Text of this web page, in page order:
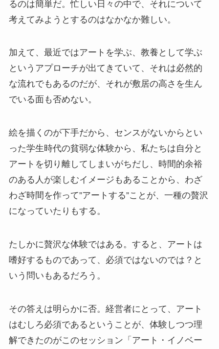
るのは簡単だ。忙しい日々の中で、それについて
考えてみようとするのはなかなか難しい。
加えて、最近ではアートを学ぶ、教養として学ぶ
というアプローチが出てきていて、それは必然的
な流れでもあるのだが、それが敷居の高さを生ん
でいる面も否めない。
絵を描くのが下手だから、センスがないからとい
った学生時代の貧弱な体験から、私たちは自分と
アートを切り離してしまいがちだし、時間的余裕
のある人が楽しむイメージもあることから、わざ
わざ時間を作って”アートする”ことが、一種の贅沢
になっていたりもする。
たしかに贅沢な体験ではある。すると、アートは
嗜好するものであって、必須ではないのでは？と
いう問いもあるだろう。
その答えは明らかに否。経営者にとって、アート
はむしろ必須であるということが、体験しつつ理
解できたのがこのセッション「アート・イノベー